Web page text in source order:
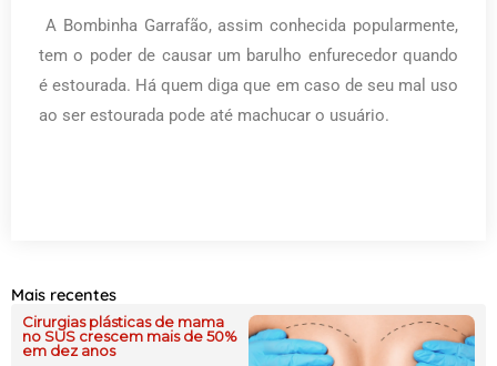
A Bombinha Garrafão, assim conhecida popularmente,
tem o poder de causar um barulho enfurecedor quando
é estourada. Há quem diga que em caso de seu mal uso
ao ser estourada pode até machucar o usuário.
Mais recentes
Cirurgias plásticas de mama
no SUS crescem mais de 50%
em dez anos